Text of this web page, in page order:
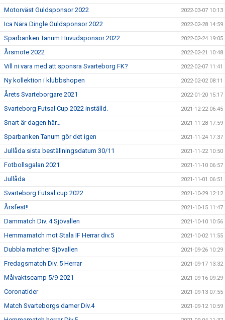
Motorväst Guldsponsor 2022 2022-03-07 10:13
Ica Nära Dingle Guldsponsor 2022 2022-02-28 14:59
Sparbanken Tanum Huvudsponsor 2022 2022-02-24 19:05
Årsmöte 2022 2022-02-21 10:48
Vill ni vara med att sponsra Svarteborg FK? 2022-02-07 11:41
Ny kollektion i klubbshopen 2022-02-02 08:11
Årets Svarteborgare 2021 2022-01-20 15:17
Svarteborg Futsal Cup 2022 inställd. 2021-12-22 06:45
Snart är dagen här… 2021-11-28 17:59
Sparbanken Tanum gör det igen 2021-11-24 17:37
Jullåda sista beställningsdatum 30/11 2021-11-22 10:50
Fotbollsgalan 2021 2021-11-10 06:57
Jullåda 2021-11-01 06:51
Svarteborg Futsal cup 2022 2021-10-29 12:12
Årsfest!! 2021-10-15 11:47
Dammatch Div. 4 Sjövallen 2021-10-10 10:56
Hemmamatch mot Stala IF Herrar div.5 2021-10-02 11:55
Dubbla matcher Sjövallen 2021-09-26 10:29
Fredagsmatch Div. 5 Herrar 2021-09-17 13:32
Målvaktscamp 5/9-2021 2021-09-16 09:29
Coronatider 2021-09-13 07:55
Match Svarteborgs damer Div.4 2021-09-12 10:59